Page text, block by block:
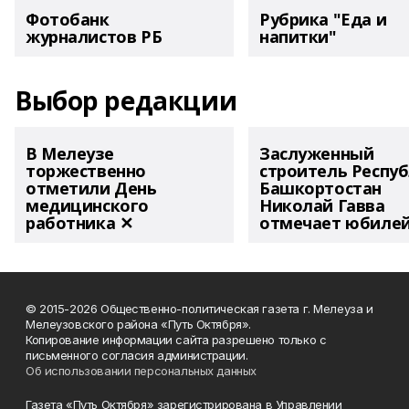
Фотобанк
журналистов РБ
Рубрика "Еда и
напитки"
Выбор редакции
В Мелеузе
торжественно
отметили День
медицинского
работника ✕
Заслуженный
строитель
Башкортостан
Николай Гавва
отмечает
© 2015-2026 Общественно-политическая газета г. Мелеуза и
Мелеузовского района «Путь Октября».
Копирование информации сайта разрешено только с
письменного согласия администрации.
Об использовании персональных данных
Газета «Путь Октября» зарегистрирована в Управлении